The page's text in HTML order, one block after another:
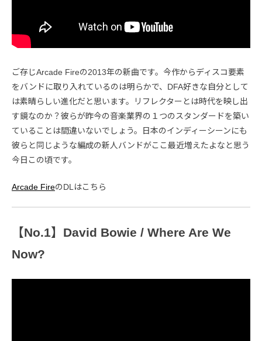
ご存じArcade Fireの2013年の新曲です。今作からディスコ要素
をバンドに取り入れているのは明らかで、DFA好きな自分として
は素晴らしい進化だと思います。リフレクターとは時代を映し出
す鏡なのか？彼らが昨今の音楽業界の１つのスタンダードを築い
ていることは間違いないでしょう。日本のインディーシーンにも
彼らと同じような編成の新人バンドがここ最近増えたよなと思う
今日この頃です。
Arcade FireのDLはこちら
【No.1】David Bowie / Where Are We
Now?